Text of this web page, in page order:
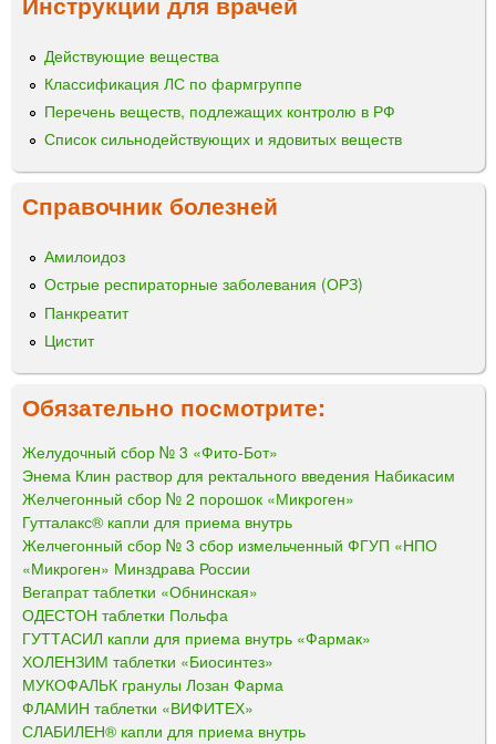
Действующие вещества
Классификация ЛС по фармгруппе
Перечень веществ, подлежащих контролю в РФ
Список сильнодействующих и ядовитых веществ
Справочник болезней
Амилоидоз
Острые респираторные заболевания (ОРЗ)
Панкреатит
Цистит
Обязательно посмотрите:
Желудочный сбор № 3 «Фито-Бот»
Энема Клин раствор для ректального введения Набикасим
Желчегонный сбор № 2 порошок «Микроген»
Гутталакс® капли для приема внутрь
Желчегонный сбор № 3 сбор измельченный ФГУП «НПО
«Микроген» Минздрава России
Вегапрат таблетки «Обнинская»
ОДЕСТОН таблетки Польфа
ГУТТАСИЛ капли для приема внутрь «Фармак»
ХОЛЕНЗИМ таблетки «Биосинтез»
МУКОФАЛЬК гранулы Лозан Фарма
ФЛАМИН таблетки «ВИФИТЕХ»
СЛАБИЛЕН® капли для приема внутрь